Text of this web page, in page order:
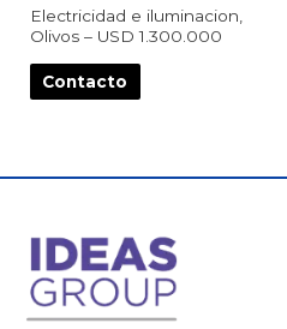
Electricidad e iluminacion,
Olivos – USD 1.300.000
Contacto